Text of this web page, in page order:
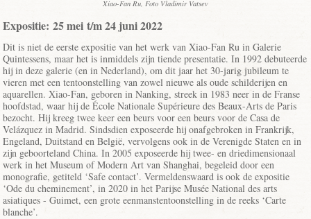
Xiao-Fan Ru, Foto Vladimir Vatsev
Expositie: 25 mei t/m 24 juni 2022
Dit is niet de eerste expositie van het werk van Xiao-Fan Ru in Galerie
Quintessens, maar het is inmiddels zijn tiende presentatie. In 1992 debuteerde
hij in deze galerie (en in Nederland), om dit jaar het 30-jarig jubileum te
vieren met een tentoonstelling van zowel nieuwe als oude schilderijen en
aquarellen. Xiao-Fan, geboren in Nanking, streek in 1983 neer in de Franse
hoofdstad, waar hij de École Nationale Supérieure des Beaux-Arts de Paris
bezocht. Hij kreeg twee keer een beurs voor een beurs voor de Casa de
Velázquez in Madrid. Sindsdien exposeerde hij onafgebroken in Frankrijk,
Engeland, Duitstand en België, vervolgens ook in de Verenigde Staten en in
zijn geboorteland China. In 2005 exposeerde hij twee- en driedimensionaal
werk in het Museum of Modern Art van Shanghai, begeleid door een
monografie, getiteld ‘Safe contact’. Vermeldenswaard is ook de expositie
‘Ode du cheminement’, in 2020 in het Parijse Musée National des arts
asiatiques - Guimet, een grote eenmanstentoonstelling in de reeks ‘Carte
blanche’.